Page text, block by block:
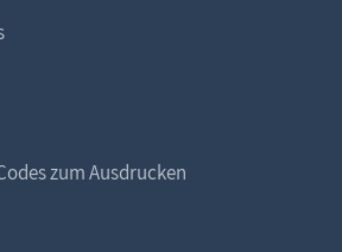
zum Ausdrucken